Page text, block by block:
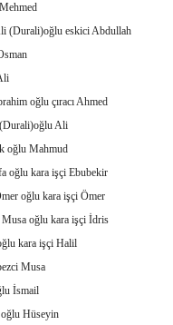
(Durali)oğlu eskici Abdullah
oğlu çıracı Ahmed
Ali
oğlu Mahmud
oğlu kara işçi Ebubekir
oğlu kara işçi Ömer
oğlu kara işçi İdris
kara işçi Halil
Musa
İsmail
Hüseyin